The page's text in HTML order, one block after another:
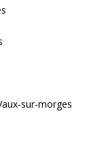
sur-morges